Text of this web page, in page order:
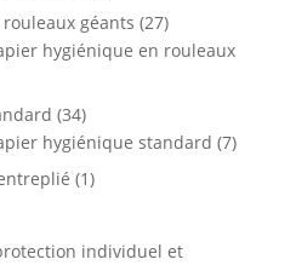
produit
géants 2727
produits
hygiénique en rouleaux
3434
produits
hygiénique standard 77
11
produits
individuel et